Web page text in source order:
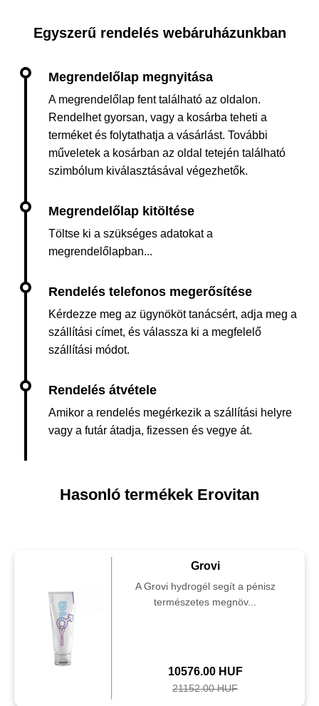
Egyszerű rendelés webáruházunkban
A megrendelőlap fent található az oldalon.
Rendelhet gyorsan, vagy a kosárba teheti a
terméket és folytathatja a vásárlást. További
műveletek a kosárban az oldal tetején található
szimbólum kiválasztásával végezhetők.
Töltse ki a szükséges adatokat a
megrendelőlapban...
Kérdezze meg az ügynököt tanácsért, adja meg a
szállítási címet, és válassza ki a megfelelő
szállítási módot.
Amikor a rendelés megérkezik a szállítási helyre
vagy a futár átadja, fizessen és vegye át.
Hasonló termékek Erovitan
Grovi
A Grovi hydrogél segít a pénisz
természetes megnöv...
10576.00 HUF
21152.00 HUF